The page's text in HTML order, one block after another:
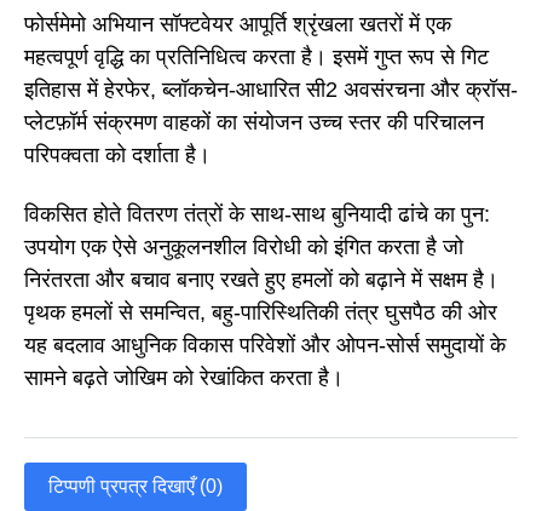
फोर्समेमो अभियान सॉफ्टवेयर आपूर्ति श्रृंखला खतरों में एक
महत्वपूर्ण वृद्धि का प्रतिनिधित्व करता है। इसमें गुप्त रूप से गिट
इतिहास में हेरफेर, ब्लॉकचेन-आधारित सी2 अवसंरचना और क्रॉस-
प्लेटफ़ॉर्म संक्रमण वाहकों का संयोजन उच्च स्तर की परिचालन
परिपक्वता को दर्शाता है।
विकसित होते वितरण तंत्रों के साथ-साथ बुनियादी ढांचे का पुन:
उपयोग एक ऐसे अनुकूलनशील विरोधी को इंगित करता है जो
निरंतरता और बचाव बनाए रखते हुए हमलों को बढ़ाने में सक्षम है।
पृथक हमलों से समन्वित, बहु-पारिस्थितिकी तंत्र घुसपैठ की ओर
यह बदलाव आधुनिक विकास परिवेशों और ओपन-सोर्स समुदायों के
सामने बढ़ते जोखिम को रेखांकित करता है।
टिप्पणी प्रपत्र दिखाएँ (0)